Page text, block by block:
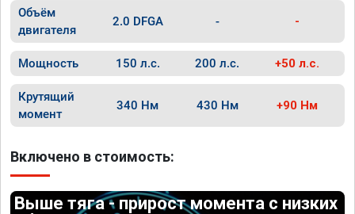
Объём
двигателя
2.0 DFGA - -
Мощность 150 л.с. 200 л.с. +50 л.с.
Крутящий
момент
340 Нм 430 Нм +90 Нм
Включено в стоимость:
Выше тяга - прирост момента с низких